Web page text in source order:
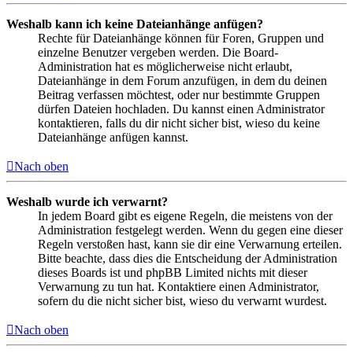
Weshalb kann ich keine Dateianhänge anfügen?
Rechte für Dateianhänge können für Foren, Gruppen und
einzelne Benutzer vergeben werden. Die Board-
Administration hat es möglicherweise nicht erlaubt,
Dateianhänge in dem Forum anzufügen, in dem du deinen
Beitrag verfassen möchtest, oder nur bestimmte Gruppen
dürfen Dateien hochladen. Du kannst einen Administrator
kontaktieren, falls du dir nicht sicher bist, wieso du keine
Dateianhänge anfügen kannst.
Nach oben
Weshalb wurde ich verwarnt?
In jedem Board gibt es eigene Regeln, die meistens von der
Administration festgelegt werden. Wenn du gegen eine dieser
Regeln verstoßen hast, kann sie dir eine Verwarnung erteilen.
Bitte beachte, dass dies die Entscheidung der Administration
dieses Boards ist und phpBB Limited nichts mit dieser
Verwarnung zu tun hat. Kontaktiere einen Administrator,
sofern du die nicht sicher bist, wieso du verwarnt wurdest.
Nach oben